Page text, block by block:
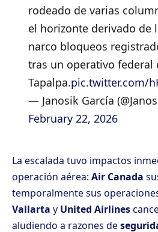
rodeado de varias
el horizonte derivado de
narco bloqueos
tras un operativo federal
Tapalpa.pic.twitter.com/
— Janosik García
February 22, 2026
La escalada tuvo impactos
operación aérea: Air Canada
temporalmente sus
Vallarta y United Airlines
aludiendo a razones de